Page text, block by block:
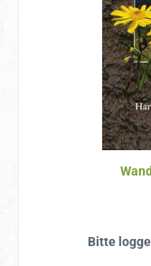
Bitte